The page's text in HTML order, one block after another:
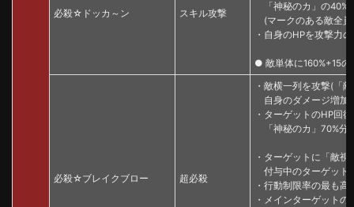
必殺☆ドッカ～ン スキル攻撃
「神秘のカ」の40%
(マークのある敵全
・自身のHPを攻撃力
● 敵単体に160%+15
必殺☆ブレイクブロー 超必殺
・敵横一列を攻撃(「
自身のダメージ増加
・ターゲットのHP回
「神秘のカ」70%分
・ターゲットに「敵
付与中のターゲット
・行動制限率の最も
・メインターゲット